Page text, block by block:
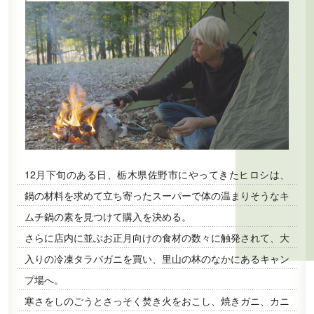
12月下旬のある日、栃木県佐野市にやってきたヒロシは、
鍋の材料を求めて立ち寄ったスーパーで体の温まりそうなキ
ムチ鍋の素を見つけて購入を決める。
さらに店内に並ぶお正月向けの食材の数々に触発されて、大
入りの冷凍タラバガニを買い、里山の林のなかにあるキャン
プ場へ。
寒さをしのごうとさっそく焚き火をおこし、焼きガニ、カニ